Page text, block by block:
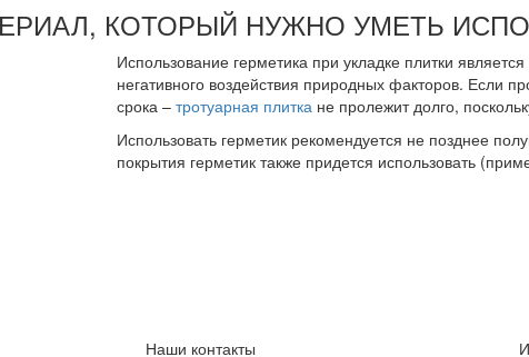
КОТОРЫЙ НУЖНО УМЕТЬ
Использование герметика при укладке плитки
негативного воздействия природных факторов. Если
срока – тротуарная плитка не пролежит долго,
Использовать герметик рекомендуется не позднее
покрытия герметик также придется использовать
Наши контакты